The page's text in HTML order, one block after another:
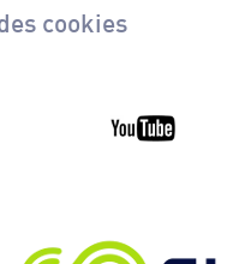
cookies